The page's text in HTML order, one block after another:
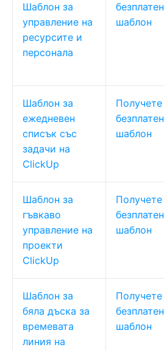
Шаблон за
управление на
ресурсите и
персонала
безплатен
шаблон
Шаблон за
ежедневен
списък със
задачи на
ClickUp
Получете
безплатен
шаблон
Шаблон за
гъвкаво
управление на
проекти
ClickUp
Получете
безплатен
шаблон
Шаблон за
бяла дъска за
времевата
линия на
Получете
безплатен
шаблон